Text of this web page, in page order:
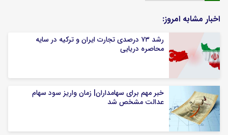
اخبار مشابه امروز:
رشد ۷۳ درصدی تجارت ایران و ترکیه در سایه
محاصره دریایی
خبر مهم برای سهامداران| زمان واریز سود سهام
عدالت مشخص شد